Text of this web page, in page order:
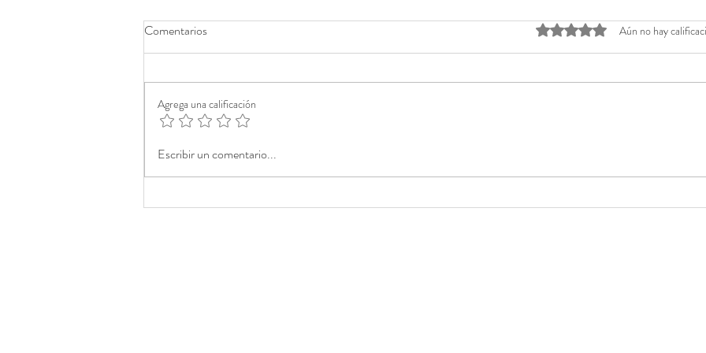
Comentarios Obtuvo 0 de 5 estrellas.
Aún no hay
Agrega una calificación
Escribir un comentario...